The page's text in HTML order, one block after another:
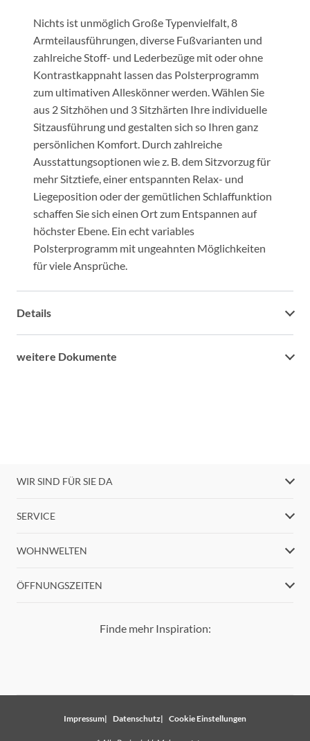
Nichts ist unmöglich Große Typenvielfalt, 8
Armteilausführungen, diverse Fußvarianten und
zahlreiche Stoff- und Lederbezüge mit oder ohne
Kontrastkappnaht lassen das Polsterprogramm
zum ultimativen Alleskönner werden. Wählen Sie
aus 2 Sitzhöhen und 3 Sitzhärten Ihre individuelle
Sitzausführung und gestalten sich so Ihren ganz
persönlichen Komfort. Durch zahlreiche
Ausstattungsoptionen wie z. B. dem Sitzvorzug für
mehr Sitztiefe, einer entspannten Relax- und
Liegeposition oder der gemütlichen Schlaffunktion
schaffen Sie sich einen Ort zum Entspannen auf
höchster Ebene. Ein echt variables
Polsterprogramm mit ungeahnten Möglichkeiten
für viele Ansprüche.
Details
weitere Dokumente
WIR SIND FÜR SIE DA
SERVICE
WOHNWELTEN
ÖFFNUNGSZEITEN
Finde mehr Inspiration:
Impressum Datenschutz Cookie Einstellungen